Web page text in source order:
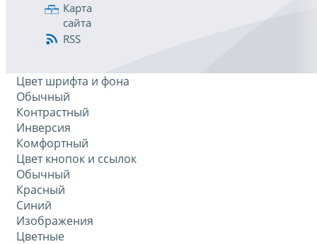
Карта
сайта
RSS
Цвет шрифта и фона
Обычный
Контрастный
Инверсия
Комфортный
Цвет кнопок и ссылок
Обычный
Красный
Синий
Изображения
Цветные